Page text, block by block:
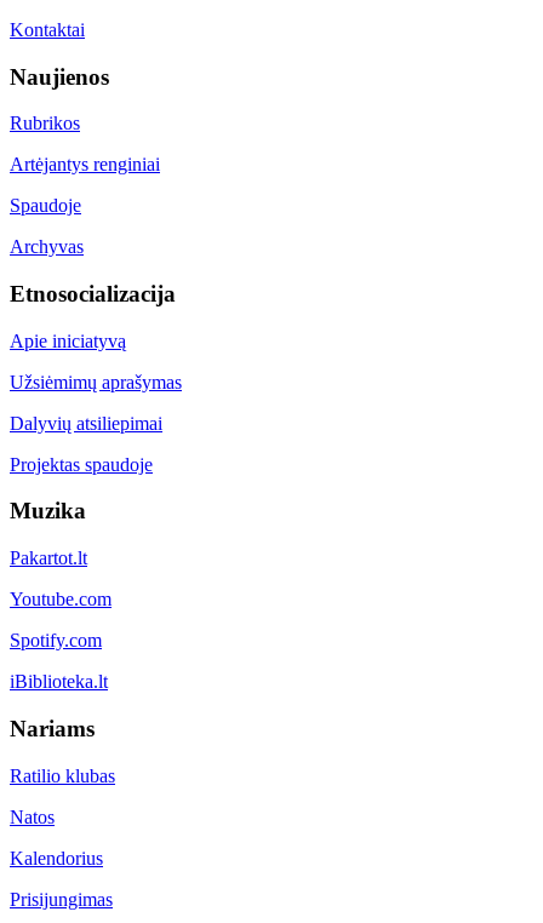
Kontaktai
Naujienos
Rubrikos
Artėjantys renginiai
Spaudoje
Archyvas
Etnosocializacija
Apie iniciatyvą
Užsiėmimų aprašymas
Dalyvių atsiliepimai
Projektas spaudoje
Muzika
Pakartot.lt
Youtube.com
Spotify.com
iBiblioteka.lt
Nariams
Ratilio klubas
Natos
Kalendorius
Prisijungimas